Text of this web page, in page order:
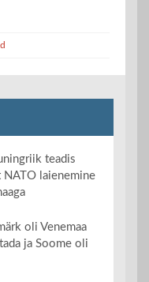
teadis
NATO laienemine
oli Venemaa
ja Soome oli